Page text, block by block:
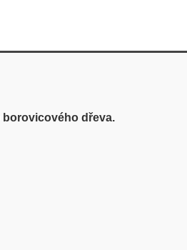
borovicového dřeva.